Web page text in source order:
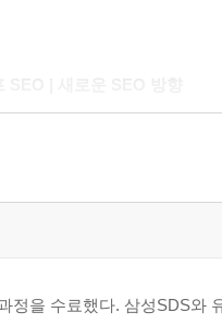
정을 수료했다. 삼성SDS와